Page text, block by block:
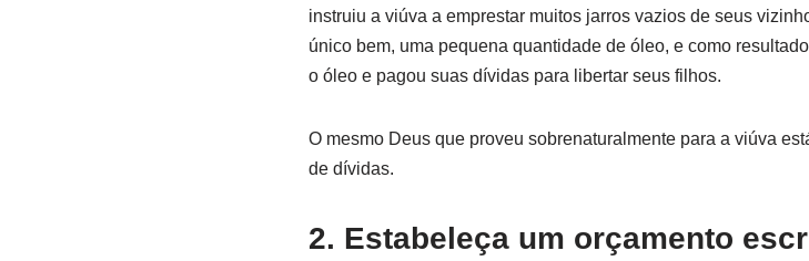
instruiu a viúva a emprestar muitos jarros vazios de seus
único bem, uma pequena quantidade de óleo, e como
o óleo e pagou suas dívidas para libertar seus filhos.
O mesmo Deus que proveu sobrenaturalmente para a viúva
de dívidas.
2. Estabeleça um orçamento